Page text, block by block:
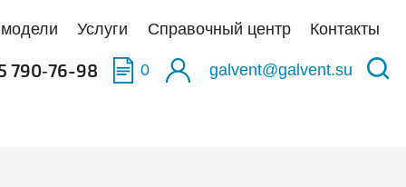
Услуги Справочный центр Контакты
790‑76-98 0 galvent@galvent.su